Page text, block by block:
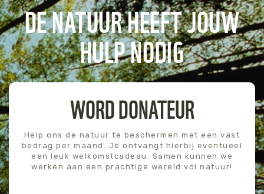
DE NATUUR HEEFT JOUW
HULP NODIG
WORD DONATEUR
Help ons de natuur te beschermen met een vast
bedrag per maand. Je ontvangt hierbij eventueel
een leuk welkomstcadeau. Samen kunnen we
werken aan een prachtige wereld vól natuur!